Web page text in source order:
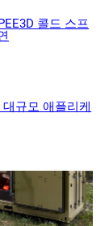
콜드 스프
규모 애플리케